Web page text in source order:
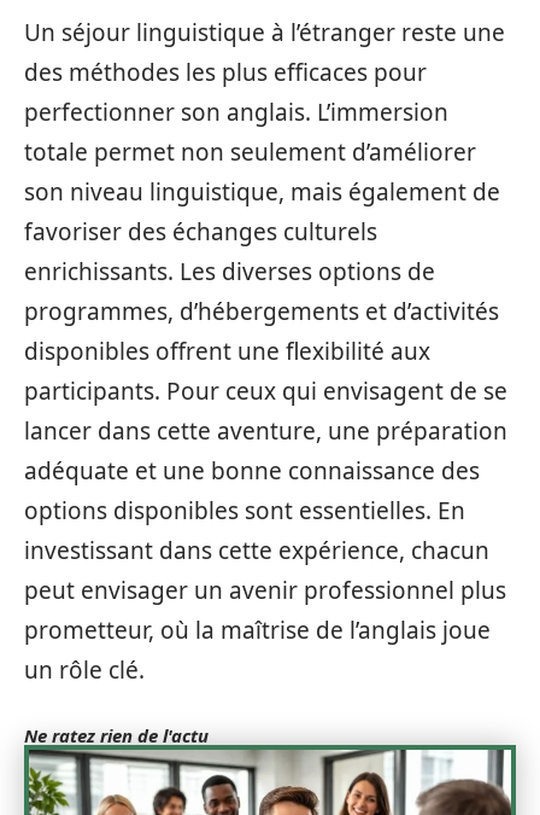
Un séjour linguistique à l’étranger reste une
des méthodes les plus efficaces pour
perfectionner son anglais. L’immersion
totale permet non seulement d’améliorer
son niveau linguistique, mais également de
favoriser des échanges culturels
enrichissants. Les diverses options de
programmes, d’hébergements et d’activités
disponibles offrent une flexibilité aux
participants. Pour ceux qui envisagent de se
lancer dans cette aventure, une préparation
adéquate et une bonne connaissance des
options disponibles sont essentielles. En
investissant dans cette expérience, chacun
peut envisager un avenir professionnel plus
prometteur, où la maîtrise de l’anglais joue
un rôle clé.
Ne ratez rien de l'actu